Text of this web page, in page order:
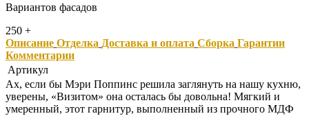
Вариантов фасадов
250 +
Описание Отделка Доставка и оплата Сборка Гарантии
Комментарии
Артикул
Ах, если бы Мэри Поппинс решила заглянуть на нашу кухню,
уверены, «Визитом» она осталась бы довольна! Мягкий и
умеренный, этот гарнитур, выполненный из прочного МДФ